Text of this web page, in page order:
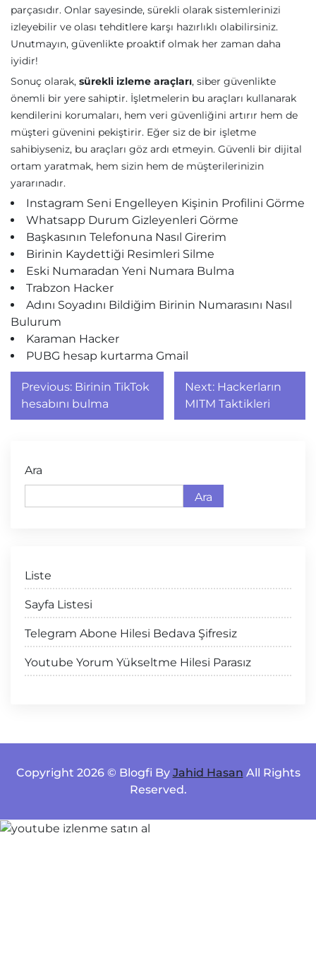
parçasıdır. Onlar sayesinde, sürekli olarak sistemlerinizi
izleyebilir ve olası tehditlere karşı hazırlıklı olabilirsiniz.
Unutmayın, güvenlikte proaktif olmak her zaman daha
iyidir!
Sonuç olarak, sürekli izleme araçları, siber güvenlikte
önemli bir yere sahiptir. İşletmelerin bu araçları kullanarak
kendilerini korumaları, hem veri güvenliğini artırır hem de
müşteri güvenini pekiştirir. Eğer siz de bir işletme
sahibiyseniz, bu araçları göz ardı etmeyin. Güvenli bir dijital
ortam yaratmak, hem sizin hem de müşterilerinizin
yararınadır.
Instagram Seni Engelleyen Kişinin Profilini Görme
Whatsapp Durum Gizleyenleri Görme
Başkasının Telefonuna Nasıl Girerim
Birinin Kaydettiği Resimleri Silme
Eski Numaradan Yeni Numara Bulma
Trabzon Hacker
Adını Soyadını Bildiğim Birinin Numarasını Nasıl
Bulurum
Karaman Hacker
PUBG hesap kurtarma Gmail
Yazı
gezinmesi
Previous: Birinin TikTok
hesabını bulma
Next: Hackerların
MITM Taktikleri
Ara
Ara
Liste
Sayfa Listesi
Telegram Abone Hilesi Bedava Şifresiz
Youtube Yorum Yükseltme Hilesi Parasız
Copyright 2026 © Blogfi By Jahid Hasan All Rights
Reserved.